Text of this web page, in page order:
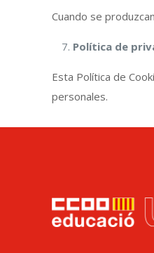
Cuando se
Política de
Esta Política de
personales.